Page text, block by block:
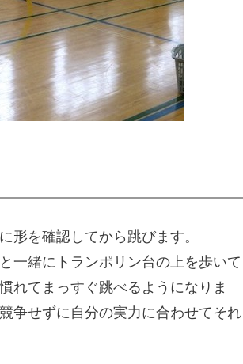
形を確認してから跳びます。
一緒にトランポリン台の上を歩いて
れてまっすぐ跳べるようになりま
争せずに自分の実力に合わせてそれ